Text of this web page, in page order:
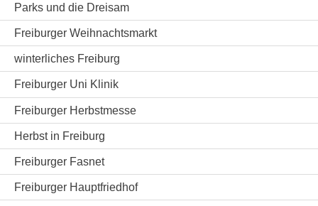
Parks und die Dreisam
Freiburger Weihnachtsmarkt
winterliches Freiburg
Freiburger Uni Klinik
Freiburger Herbstmesse
Herbst in Freiburg
Freiburger Fasnet
Freiburger Hauptfriedhof